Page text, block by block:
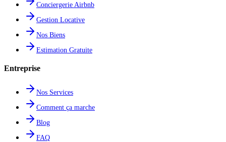
Conciergerie Airbnb
Gestion Locative
Nos Biens
Estimation Gratuite
Entreprise
Nos Services
Comment ça marche
Blog
FAQ